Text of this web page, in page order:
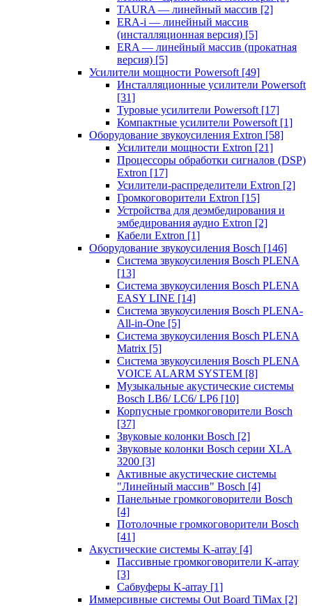
TAURA — линейный массив [2]
ERA-i — линейный массив
(инсталляционная версия) [5]
ERA — линейный массив (прокатная
версия) [5]
Усилители мощности Powersoft [49]
Инсталляционные усилители Powersoft
[31]
Туровые усилители Powersoft [17]
Компактные усилители Powersoft [1]
Оборудование звукоусиления Extron [58]
Усилители мощности Extron [21]
Процессоры обработки сигналов (DSP)
Extron [17]
Усилители-распределители Extron [2]
Громкоговорители Extron [15]
Устройства для деэмбедирования и
эмбедирования аудио Extron [2]
Кабели Extron [1]
Оборудование звукоусиления Bosch [146]
Система звукоусиления Bosch PLENA
[13]
Система звукоусиления Bosch PLENA
EASY LINE [14]
Система звукоусиления Bosch PLENA-
All-in-One [5]
Система звукоусиления Bosch PLENA
Matrix [5]
Система звукоусиления Bosch PLENA
VOICE ALARM SYSTEM [8]
Музыкальные акустические системы
Bosch LB6/ LC6/ LP6 [10]
Корпусные громкоговорители Bosch
[37]
Звуковые колонки Bosch [2]
Звуковые колонки Bosch серии XLA
3200 [3]
Активные акустические системы
"Линейный массив" Bosch [4]
Панельные громкоговорители Bosch
[4]
Потолочные громкоговорители Bosch
[41]
Акустические системы K-array [4]
Пассивные громкоговорители K-array
[3]
Сабвуферы K-array [1]
Иммерсивные системы Out Board TiMax [2]